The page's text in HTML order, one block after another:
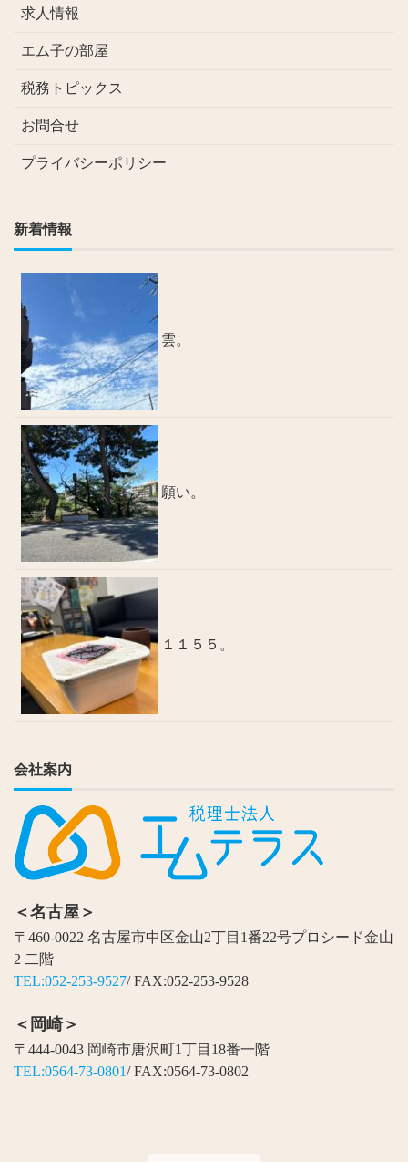
求人情報
エム子の部屋
税務トピックス
お問合せ
プライバシーポリシー
新着情報
雲。
願い。
１１５５。
会社案内
＜名古屋＞
〒460-0022 名古屋市中区金山2丁目1番22号プロシード金山
2 二階
TEL:052-253-9527/ FAX:052-253-9528
＜岡崎＞
〒444-0043 岡崎市唐沢町1丁目18番一階
TEL:0564-73-0801/ FAX:0564-73-0802